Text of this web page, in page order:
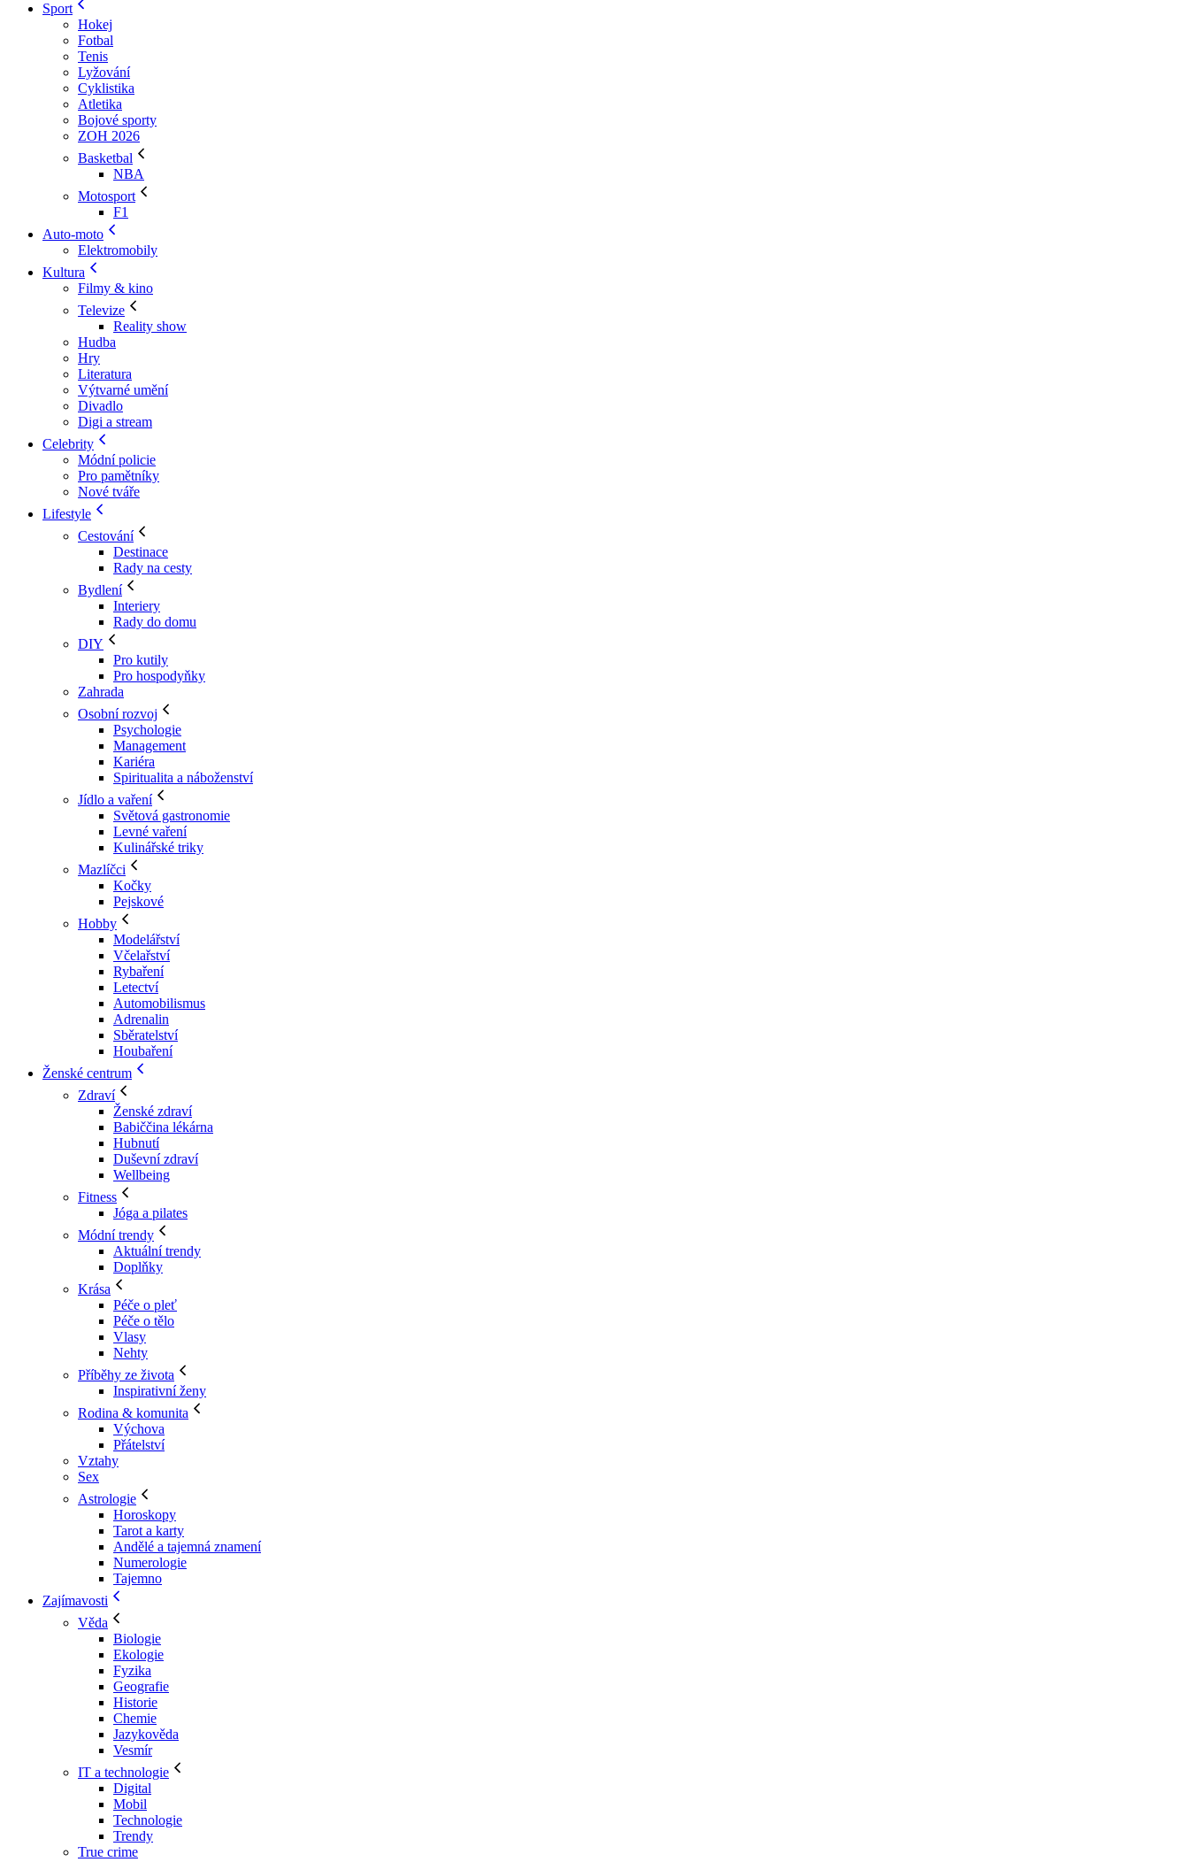
Sport
Hokej
Fotbal
Tenis
Lyžování
Cyklistika
Atletika
Bojové sporty
ZOH 2026
Basketbal
NBA
Motosport
F1
Auto-moto
Elektromobily
Kultura
Filmy & kino
Televize
Reality show
Hudba
Hry
Literatura
Výtvarné umění
Divadlo
Digi a stream
Celebrity
Módní policie
Pro pamětníky
Nové tváře
Lifestyle
Cestování
Destinace
Rady na cesty
Bydlení
Interiery
Rady do domu
DIY
Pro kutily
Pro hospodyňky
Zahrada
Osobní rozvoj
Psychologie
Management
Kariéra
Spiritualita a náboženství
Jídlo a vaření
Světová gastronomie
Levné vaření
Kulinářské triky
Mazlíčci
Kočky
Pejskové
Hobby
Modelářství
Včelařství
Rybaření
Letectví
Automobilismus
Adrenalin
Sběratelství
Houbaření
Ženské centrum
Zdraví
Ženské zdraví
Babiččina lékárna
Hubnutí
Duševní zdraví
Wellbeing
Fitness
Jóga a pilates
Módní trendy
Aktuální trendy
Doplňky
Krása
Péče o pleť
Péče o tělo
Vlasy
Nehty
Příběhy ze života
Inspirativní ženy
Rodina & komunita
Výchova
Přátelství
Vztahy
Sex
Astrologie
Horoskopy
Tarot a karty
Andělé a tajemná znamení
Numerologie
Tajemno
Zajímavosti
Věda
Biologie
Ekologie
Fyzika
Geografie
Historie
Chemie
Jazykověda
Vesmír
IT a technologie
Digital
Mobil
Technologie
Trendy
True crime